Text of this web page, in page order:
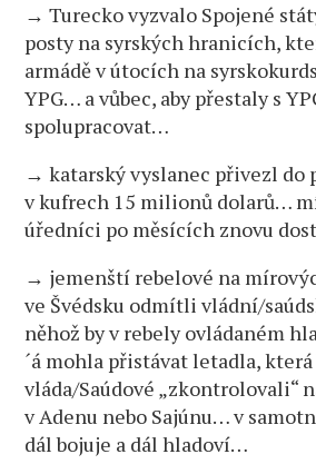
→ Turecko vyzvalo Spojené
posty na syrských hranicích,
armádě v útocích na
YPG… a vůbec, aby přestaly s
spolupracovat…
→ katarský vyslanec přivezl do
v kufrech 15 milionů dolarů…
úředníci po měsících znovu
→ jemenští rebelové na
ve Švédsku odmítli vládní/
něhož by v rebely ovládaném
´á mohla přistávat letadla,
vláda/Saúdové „zkontrolovali“
v Adenu nebo Sajúnu… v
dál bojuje a dál hladoví…